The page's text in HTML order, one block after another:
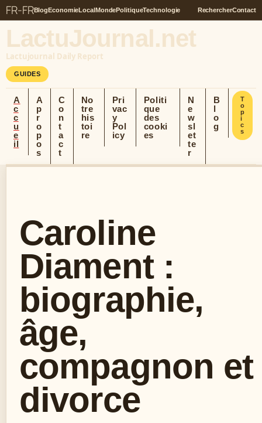
FR-FRBlogEconomieLocalMondePolitiqueTechnologie RechercherContact
LactuJournal.net
Lactujournal Daily Report
GUIDES
A
c
c
u
e
il
A
p
r
o
p
o
s
C
o
n
t
a
c
t
No
tre
his
toi
re
Pri
vac
y
Pol
icy
Politi
que
des
cooki
es
N
e
w
sl
et
te
r
B
l
o
g
T
o
p
i
c
s
Caroline
Diament :
biographie,
âge,
compagnon et
divorce